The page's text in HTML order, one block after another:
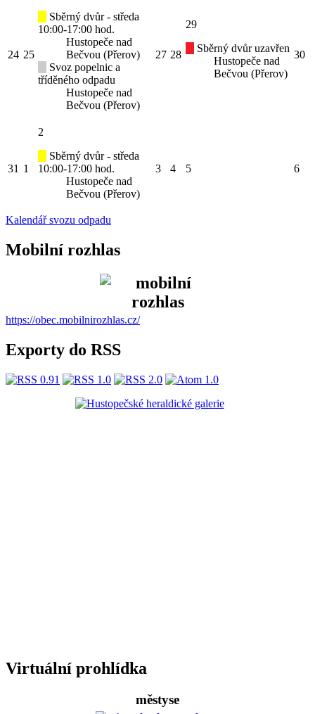
24 25
Sběrný dvůr - středa
10:00-17:00 hod.
Hustopeče nad
Bečvou (Přerov)
Svoz popelnic a
tříděného odpadu
Hustopeče nad
Bečvou (Přerov)
27 28
29
Sběrný dvůr uzavřen
Hustopeče nad
Bečvou (Přerov)
30
31 1
2
Sběrný dvůr - středa
10:00-17:00 hod.
Hustopeče nad
Bečvou (Přerov)
3 4 5 6
Kalendář svozu odpadu
Mobilní rozhlas
https://obec.mobilnirozhlas.cz/
Exporty do RSS
Virtuální prohlídka
městyse